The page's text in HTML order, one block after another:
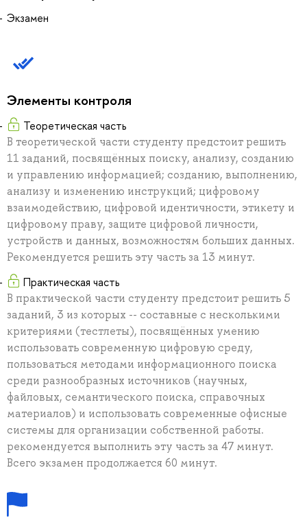
Экзамен
Элементы контроля
Теоретическая часть
В теоретической части студенту предстоит решить
11 заданий, посвящённых поиску, анализу, созданию
и управлению информацией; созданию, выполнению,
анализу и изменению инструкций; цифровому
взаимодействию, цифровой идентичности, этикету и
цифровому праву, защите цифровой личности,
устройств и данных, возможностям больших данных.
Рекомендуется решить эту часть за 13 минут.
Практическая часть
В практической части студенту предстоит решить 5
заданий, 3 из которых -- составные с несколькими
критериями (тестлеты), посвящённых умению
использовать современную цифровую среду,
пользоваться методами информационного поиска
среди разнообразных источников (научных,
файловых, семантического поиска, справочных
материалов) и использовать современные офисные
системы для организации собственной работы.
рекомендуется выполнить эту часть за 47 минут.
Всего экзамен продолжается 60 минут.